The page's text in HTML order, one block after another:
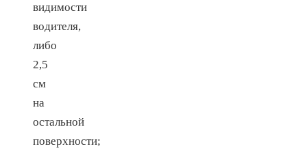
видимости
водителя,
либо
2,5
см
на
остальной
поверхности;